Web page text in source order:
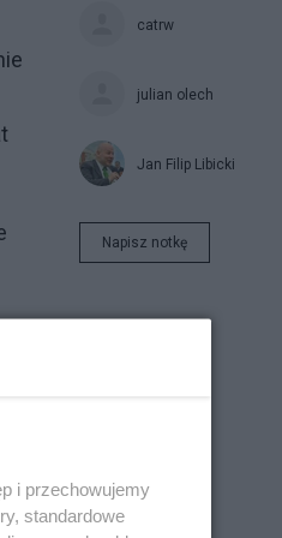
catrw
julian olech
Jan Filip Libicki
Napisz notkę
i przechowujemy
standardowe